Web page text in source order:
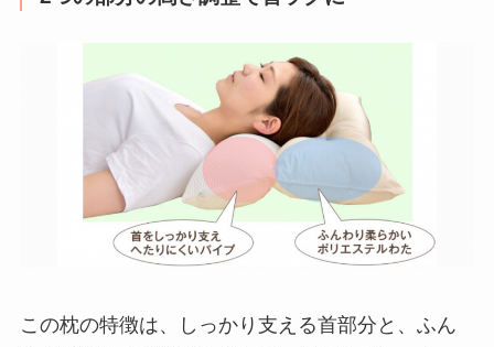
この枕の特徴は、しっかり支える首部分と、ふん